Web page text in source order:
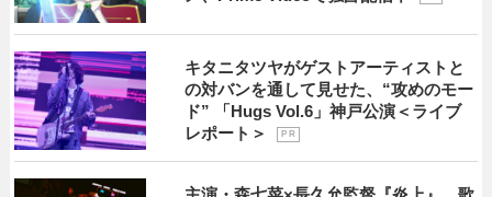
キタニタツヤがゲストアーティストと
の対バンを通して見せた、“攻めのモー
ド” 「Hugs Vol.6」神戸公演＜ライブ
レポート＞
P R